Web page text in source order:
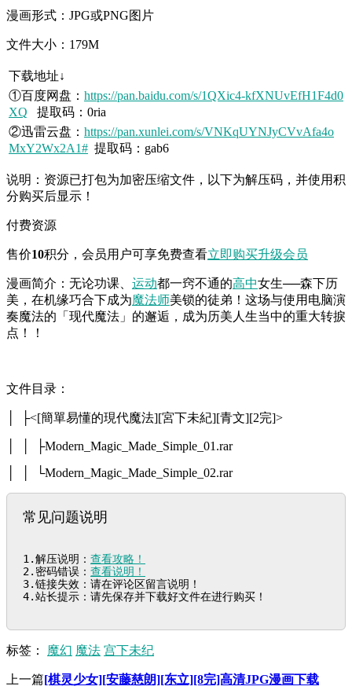
漫画形式：JPG或PNG图片
文件大小：179M
下载地址↓
①百度网盘： https://pan.baidu.com/s/1QXic4-kfXNUvEfH1F4d0
XQ 提取码：0ria
②迅雷云盘： https://pan.xunlei.com/s/VNKqUYNJyCVvAfa4o
MxY2Wx2A1# 提取码：gab6
说明：资源已打包为加密压缩文件，以下为解压码，并使用积
分购买后显示！
付费资源
售价10积分 ，会员用户可享免费查看立即购买升级会员
漫画简介：无论功课、 运动都一窍不通的高中女生──森下历
美，在机缘巧合下成为魔法师美锁的徒弟！这场与使用电脑演
奏魔法的「现代魔法」的邂逅，成为历美人生当中的重大转捩
点！！
文件目录：
│ ├<[簡單易懂的現代魔法][宮下未紀][青文][2完]>
│ │ ├Modern_Magic_Made_Simple_01.rar
│ │ └Modern_Magic_Made_Simple_02.rar
常见问题说明
1.解压说明： 查看攻略！
2.密码错误： 查看说明！
3.链接失效：请在评论区留言说明！
4.站长提示：请先保存并下载好文件在进行购买！
标签： 魔幻 魔法 宫下未纪
上一篇[棋灵少女][安藤慈朗][东立][8完]高清JPG漫画下载